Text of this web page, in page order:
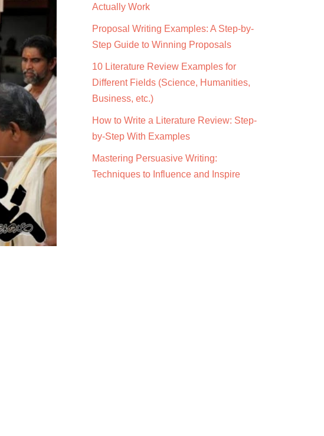
Actually Work
Proposal Writing Examples: A Step-by-
Step Guide to Winning Proposals
10 Literature Review Examples for
Different Fields (Science, Humanities,
Business, etc.)
How to Write a Literature Review: Step-
by-Step With Examples
Mastering Persuasive Writing:
Techniques to Influence and Inspire